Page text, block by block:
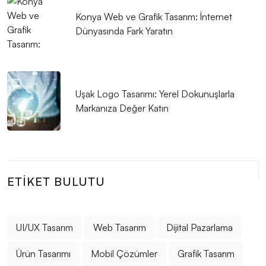
Alesta Medya: İnşaat Firmaları İçin Logo Tasarımında
Uzman Çözümler
Alesta Medya ile Tanışın: Profesyonel Web Tasarım
SEO Sesli Arama Optimizasyonu: Dijital Dünyanın
Geleceği
Web Tasarımında Doğru Adres: Alesta Medya
Alesta Medya: Web Tasarımında Profesyonel
SEO Dönüşüm Oranı Optimizasyonu Nedir ve Neden
Alesta Medya: Google SEO Hizmetleriyle Dijital
Konya Web ve Grafik Tasarım: İnternet
Dünyasında Fark Yaratın
Uşak Logo Tasarımı: Yerel Dokunuşlarla
Markanıza Değer Katın
ETIKET BULUTU
UI/UX Tasarım Web Tasarım Dijital Pazarlama
Ürün Tasarımı Mobil Çözümler Grafik Tasarım